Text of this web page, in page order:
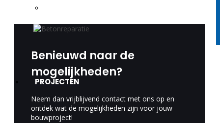
PROJECTEN
Benieuwd naar de
mogelijkheden?
Neem dan vrijblijvend contact met ons op en
ontdek wat de mogelijkheden zijn voor jouw
bouwproject!